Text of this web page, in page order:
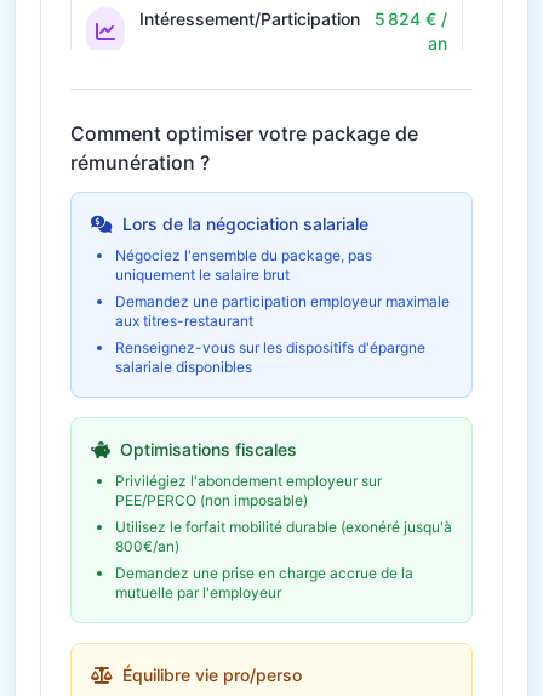
Intéressement/Participation
5 824 € /
an
Économie fiscale potentielle
1 747€
Télétravail
Formation et
développement
an
Budget formation personnel
Épargne salariale
(PEE/PERCO)
8 736 € /
an
Abondement employeur
Économie fiscale potentielle
Comment optimiser votre package de
rémunération ?
Lors de la négociation salariale
Négociez l'ensemble du package, pas
uniquement le salaire brut
Demandez une participation employeur maximale
aux titres-restaurant
Renseignez-vous sur les dispositifs d'épargne
salariale disponibles
Optimisations fiscales
Privilégiez l'abondement employeur sur
PEE/PERCO (non imposable)
Utilisez le forfait mobilité durable (exonéré jusqu'à
800€/an)
Demandez une prise en charge accrue de la
mutuelle par l'employeur
Équilibre vie pro/perso